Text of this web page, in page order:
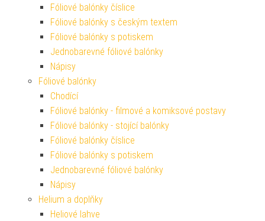
Fóliové balónky číslice
Fóliové balónky s českým textem
Fóliové balónky s potiskem
Jednobarevné fóliové balónky
Nápisy
Fóliové balónky
Chodící
Fóliové balónky - filmové a komiksové postavy
Fóliové balónky - stojící balónky
Fóliové balónky číslice
Fóliové balónky s potiskem
Jednobarevné fóliové balónky
Nápisy
Helium a doplňky
Heliové lahve